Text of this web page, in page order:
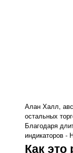
Алан Халл,
остальных
Благодаря
индикаторов -
Как это